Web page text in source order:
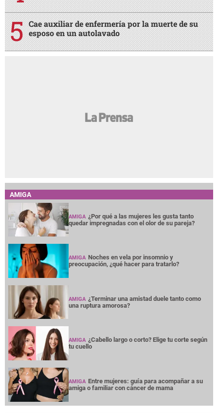
Cae auxiliar de enfermería por la muerte de su
esposo en un autolavado
AMIGA
AMIGA ¿Por qué a las mujeres les gusta tanto
quedar impregnadas con el olor de su pareja?
AMIGA Noches en vela por insomnio y
preocupación, ¿qué hacer para tratarlo?
AMIGA ¿Terminar una amistad duele tanto como
una ruptura amorosa?
AMIGA ¿Cabello largo o corto? Elige tu corte según
tu cuello
AMIGA Entre mujeres: guía para acompañar a su
amiga o familiar con cáncer de mama